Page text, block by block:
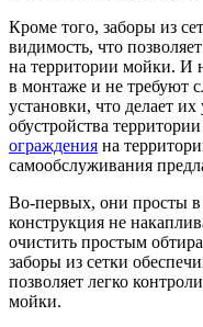
Кроме того, заборы из
видимость, что
на территории мойки. И
в монтаже и не требуют
установки, что делает
обустройства
ограждения на
самообслуживания
Во-первых, они просты в
конструкция не
очистить простым
заборы из сетки
позволяет легко
мойки.